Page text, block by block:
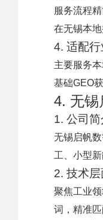
服务流程
在无锡本
4. 适配
主要服务
基础GEO
4. 无锡
1. 公司简
无锡启帆
工、小型
2. 技术层
聚焦工业
词，精准